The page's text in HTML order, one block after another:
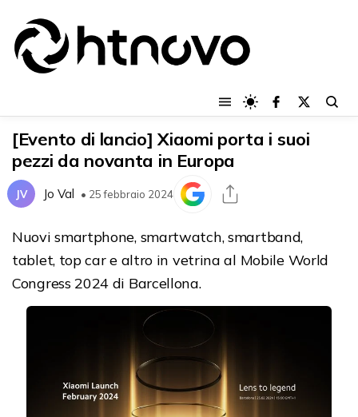
[Evento di lancio] Xiaomi porta i suoi
pezzi da novanta in Europa
JV Jo Val • 25 febbraio 2024
Nuovi smartphone, smartwatch, smartband,
tablet, top car e altro in vetrina al Mobile World
Congress 2024 di Barcellona.